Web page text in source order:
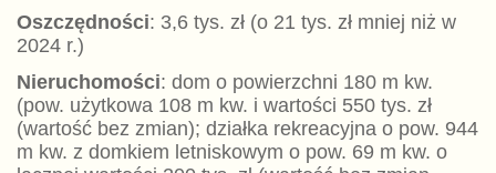
Oszczędności: 3,6 tys. zł (o 21 tys. zł mniej niż w
2024 r.)
Nieruchomości: dom o powierzchni 180 m kw.
(pow. użytkowa 108 m kw. i wartości 550 tys. zł
(wartość bez zmian); działka rekreacyjna o pow. 944
m kw. z domkiem letniskowym o pow. 69 m kw. o